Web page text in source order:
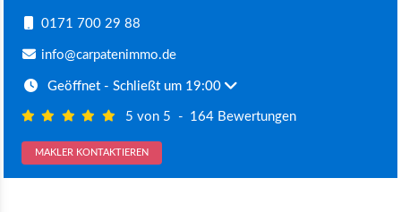
0171 700 29 88
info@carpatenimmo.de
Geöffnet- Schließt um 19:00
5 von 5 - 164 Bewertungen
MAKLER KONTAKTIEREN